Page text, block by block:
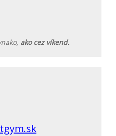
ako cez víkend.